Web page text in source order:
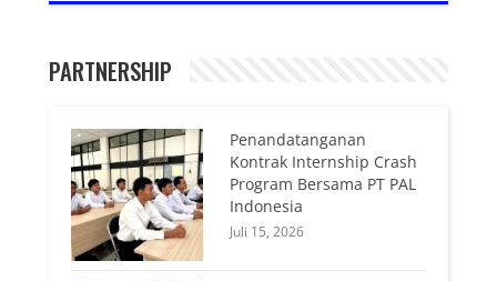
PARTNERSHIP
Penandatanganan
Kontrak Internship Crash
Program Bersama PT PAL
Indonesia
Juli 15, 2026